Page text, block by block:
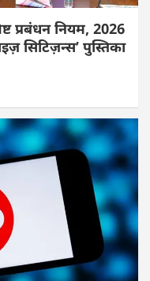
प्रबंधन नियम, 2026
सिटिज़न्स’ पुस्तिका